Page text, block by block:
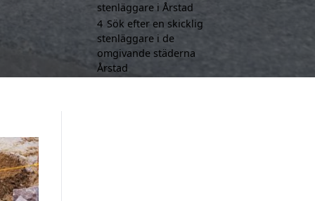
stenläggare i Årstad
4 Sök efter en skicklig
stenläggare i de
omgivande städerna
Årstad